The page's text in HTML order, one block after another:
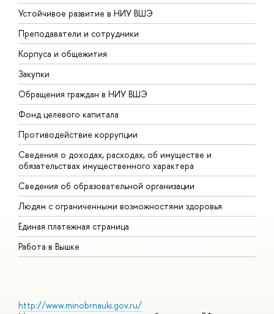
Устойчивое развитие в НИУ ВШЭ
Преподаватели и сотрудники
Корпуса и общежития
Закупки
Обращения граждан в НИУ ВШЭ
Фонд целевого капитала
Противодействие коррупции
Сведения о доходах, расходах, об имуществе и
обязательствах имущественного характера
Сведения об образовательной организации
Людям с ограниченными возможностями здоровья
Единая платежная страница
Работа в Вышке
http://www.minobrnauki.gov.ru/